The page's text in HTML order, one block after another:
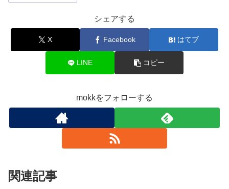
シェアする
X Facebook はてブ
LINE コピー
mokkをフォローする
関連記事